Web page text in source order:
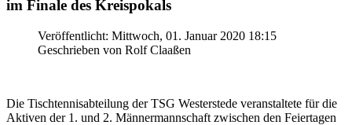
im Finale des Kreispokals
Veröffentlicht: Mittwoch, 01. Januar 2020 18:15
Geschrieben von Rolf Claaßen
Die Tischtennisabteilung der TSG Westerstede veranstaltete für die
Aktiven der 1. und 2. Männermannschaft zwischen den Feiertagen